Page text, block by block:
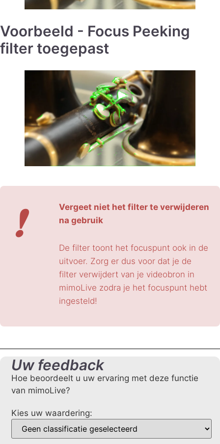
Voorbeeld - Focus Peeking
filter toegepast
❗
Vergeet niet het filter te verwijderen
na gebruik
De filter toont het focuspunt ook in de
uitvoer. Zorg er dus voor dat je de
filter verwijdert van je videobron in
mimoLive zodra je het focuspunt hebt
ingesteld!
Uw feedback
Hoe beoordeelt u uw ervaring met deze functie
van mimoLive?
Kies uw waardering: